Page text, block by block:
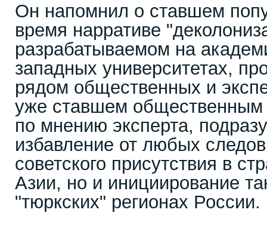
Он напомнил о ставшем
время нарративе
разрабатываемом на
западных университетах,
рядом общественных и
уже ставшем
по мнению эксперта,
избавление от любых
советского присутствия в
Азии, но и инициирование
"тюркских" регионах России.